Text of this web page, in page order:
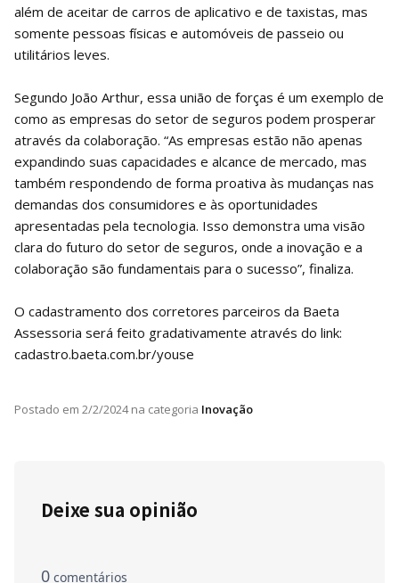
além de aceitar de carros de aplicativo e de taxistas, mas
somente pessoas físicas e automóveis de passeio ou
utilitários leves.
Segundo João Arthur, essa união de forças é um exemplo de
como as empresas do setor de seguros podem prosperar
através da colaboração. “As empresas estão não apenas
expandindo suas capacidades e alcance de mercado, mas
também respondendo de forma proativa às mudanças nas
demandas dos consumidores e às oportunidades
apresentadas pela tecnologia. Isso demonstra uma visão
clara do futuro do setor de seguros, onde a inovação e a
colaboração são fundamentais para o sucesso”, finaliza.
O cadastramento dos corretores parceiros da Baeta
Assessoria será feito gradativamente através do link:
cadastro.baeta.com.br/youse
Postado em 2/2/2024na categoria Inovação
Deixe sua opinião